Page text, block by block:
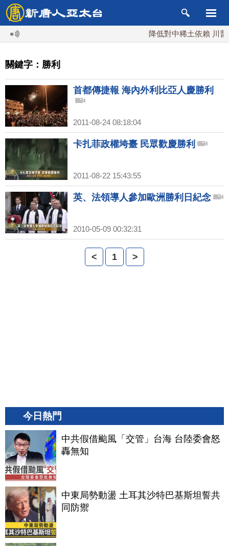
降低對中稀土依賴 川普
關鍵字：勝利
首都傳捷報 海內外利比亞人慶勝利
2011-08-24 08:18:04
卡扎菲政權垮臺 民眾歡慶勝利
2011-08-22 15:43:55
英、法領導人參加歐洲勝利日紀念
2010-05-09 00:32:31
< 1 >
今日熱門
中共假借颱風「交管」台海 台陸委會怒
轟無知
中東局勢動盪 土耳其沙特巴基斯坦誓共
同防禦